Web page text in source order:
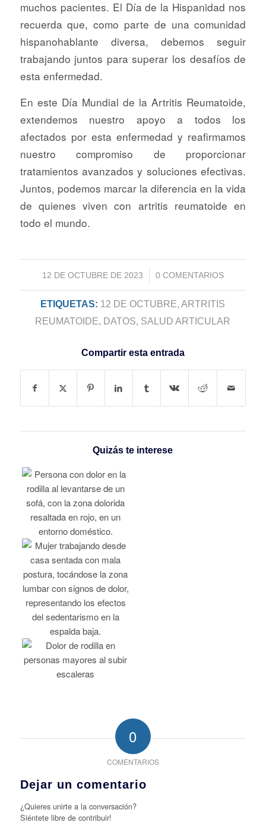
muchos pacientes. El Día de la Hispanidad nos
recuerda que, como parte de una comunidad
hispanohablante diversa, debemos seguir
trabajando juntos para superar los desafíos de
esta enfermedad.
En este Día Mundial de la Artritis Reumatoide,
extendemos nuestro apoyo a todos los
afectados por esta enfermedad y reafirmamos
nuestro compromiso de proporcionar
tratamientos avanzados y soluciones efectivas.
Juntos, podemos marcar la diferencia en la vida
de quienes viven con artritis reumatoide en
todo el mundo.
12 DE OCTUBRE DE 2023
/ 0 COMENTARIOS
ETIQUETAS: 12 DE OCTUBRE,ARTRITIS
REUMATOIDE, DATOS, SALUD ARTICULAR
Compartir esta entrada
Quizás te interese
0
COMENTARIOS
Dejar un comentario
¿Quieres unirte a la conversación?
Siéntete libre de contribuir!